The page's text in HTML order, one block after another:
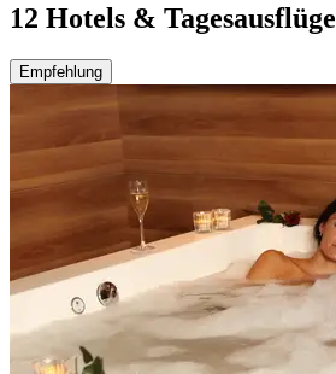
12 Hotels & Tagesausflüge
Empfehlung